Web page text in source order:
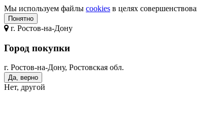
Мы используем файлы cookies в целях
Понятно
г. Ростов-на-Дону
Город покупки
г. Ростов-на-Дону, Ростовская обл.
Да, верно
Нет, другой